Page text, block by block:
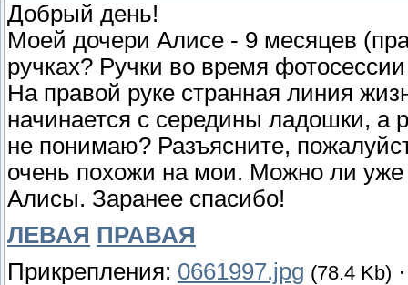
Добрый день!
Моей дочери Алисе - 9 месяцев
ручках? Ручки во время
На правой руке странная линия
начинается с середины ладошки, а
не понимаю? Разъясните,
очень похожи на мои. Можно ли уже
Алисы. Заранее спасибо!
ЛЕВАЯ ПРАВАЯ
Прикрепления: 0661997.jpg (78.4 Kb)